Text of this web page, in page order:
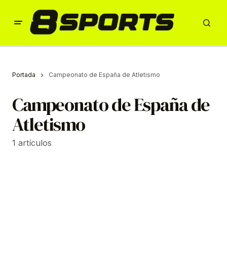
Portada Campeonato de España de Atletismo
Campeonato de España de
Atletismo
1 artículos